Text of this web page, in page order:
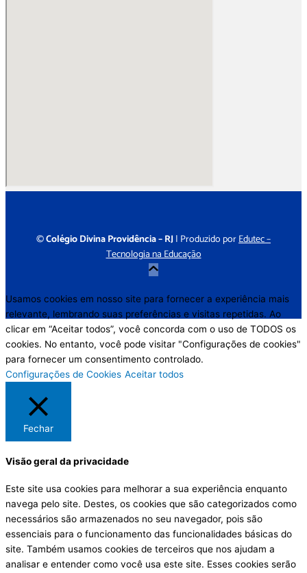
©Colégio Divina Providência – RJ | Produzido porEdutec –
Tecnologia na Educação
Usamos cookies em nosso site para fornecer a experiência mais
relevante, lembrando suas preferências e visitas repetidas. Ao
clicar em “Aceitar todos”, você concorda com o uso de TODOS os
cookies. No entanto, você pode visitar "Configurações de cookies"
para fornecer um consentimento controlado.
Configurações de Cookies Aceitar todos
Fechar
Visão geral da privacidade
Este site usa cookies para melhorar a sua experiência enquanto
navega pelo site. Destes, os cookies que são categorizados como
necessários são armazenados no seu navegador, pois são
essenciais para o funcionamento das funcionalidades básicas do
site. Também usamos cookies de terceiros que nos ajudam a
analisar e entender como você usa este site. Esses cookies serão